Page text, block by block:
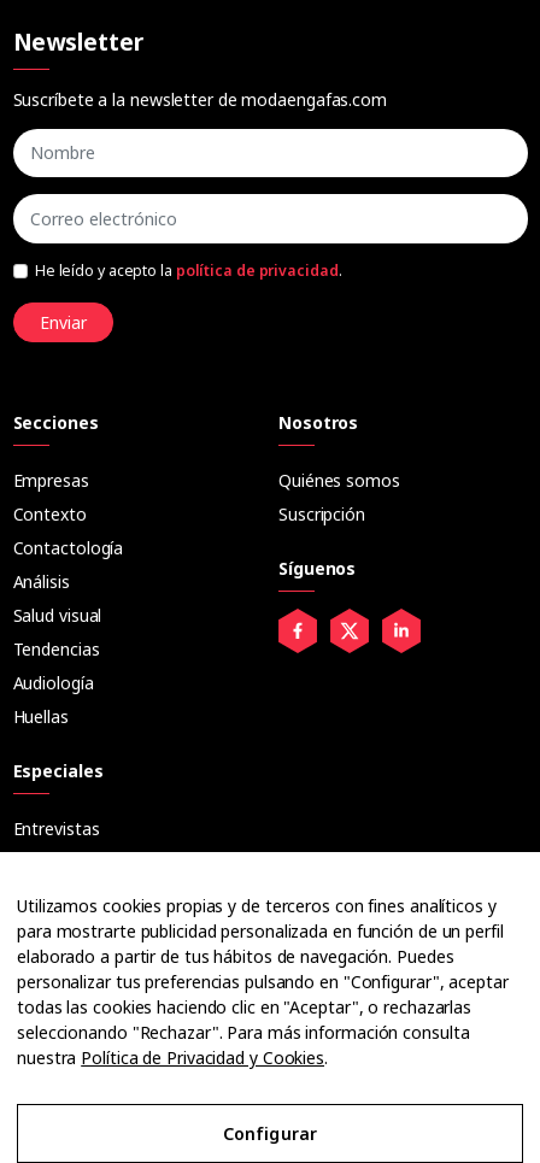
Newsletter
Suscríbete a la newsletter de modaengafas.com
He leído y acepto la política de privacidad.
Enviar
Secciones
Empresas
Contexto
Contactología
Análisis
Salud visual
Tendencias
Audiología
Huellas
Especiales
Entrevistas
Ópticos
Cuadernos
Guías
Dossier
Anuarios
Ofertas de empleo
Nosotros
Quiénes somos
Suscripción
Síguenos
Utilizamos cookies propias y de terceros con fines analíticos y
para mostrarte publicidad personalizada en función de un perfil
elaborado a partir de tus hábitos de navegación. Puedes
personalizar tus preferencias pulsando en "Configurar", aceptar
todas las cookies haciendo clic en "Aceptar", o rechazarlas
seleccionando "Rechazar". Para más información consulta
nuestra Política de Privacidad y Cookies.
Configurar